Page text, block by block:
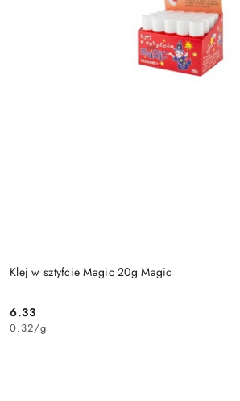
Klej w sztyfcie Magic 20g Magic
Cena:
6.33
0.32/g